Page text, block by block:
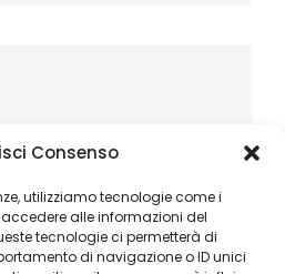
Consenso
utilizziamo tecnologie come i
alle informazioni del
tecnologie ci permetterà di
di navigazione o ID unici